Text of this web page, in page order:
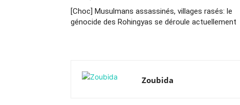
[Choc] Musulmans assassinés, villages rasés: le
génocide des Rohingyas se déroule actuellement
Zoubida